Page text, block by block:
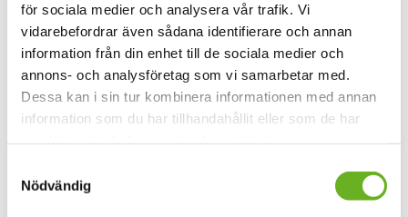
för sociala medier och analysera vår trafik. Vi
vidarebefordrar även sådana identifierare och annan
information från din enhet till de sociala medier och
annons- och analysföretag som vi samarbetar med.
Dessa kan i sin tur kombinera informationen med annan
information som du har tillhandahållit eller som de har
Nödvändig
Scenex22består av alla examensarbeten som SKH:s
scenkonststudenter gör under sin sista termin på
kandidatnivå. Institutionen för scenkonst erbjuder
följande inriktningar:
Dramatik/dramaturgi
Ljuddesign